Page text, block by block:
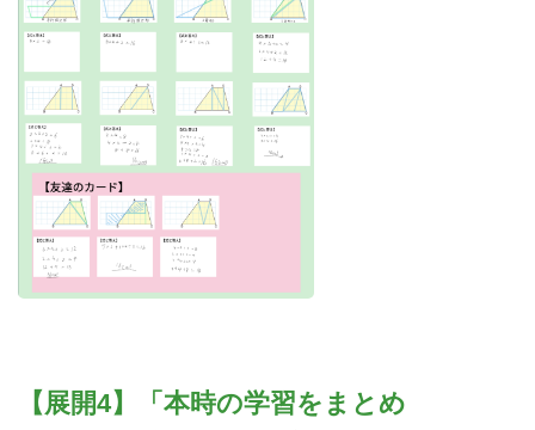
【展開4】「本時の学習をまとめ